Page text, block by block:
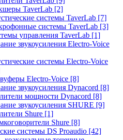
TaverLab [2]
системы TaverLab [7]
системы TaverLab [3]
управления TaverLab [1]
звукоусиления Electro-Voice
системы Electro-Voice
Electro-Voice [8]
звукоусиления Dynacord [8]
мощности Dynacord [8]
звукоусиления SHURE [9]
Shure [1]
Shure [8]
системы DS Proaudio [42]